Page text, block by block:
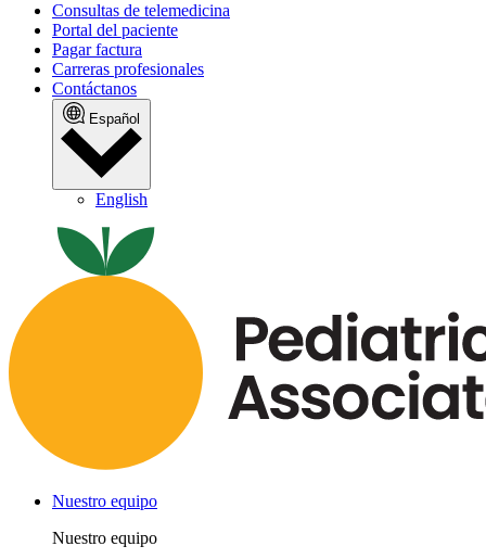
Consultas de telemedicina
Portal del paciente
Pagar factura
Carreras profesionales
Contáctanos
Español
English
Nuestro equipo
Nuestro equipo